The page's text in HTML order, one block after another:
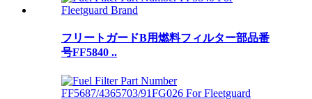
フリートガードB用燃料フィルター部品番
号FF5840 ..